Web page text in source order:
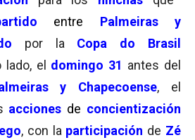
entre Palmeiras y
por la Copa do Brasil
el domingo 31 antes del
y Chapecoense, el
acciones de concientización
, con la participación de Zé